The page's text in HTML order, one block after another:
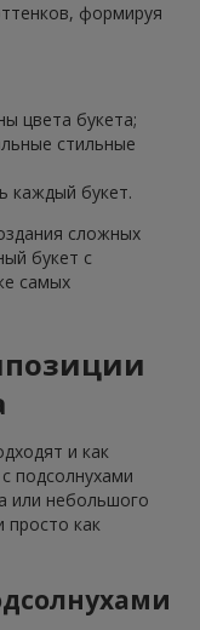
формируя
цвета букета;
стильные
каждый букет.
сложных
букет с
самых
и как
подсолнухами
или небольшого
просто как